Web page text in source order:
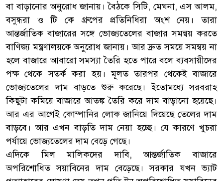
বা বাড়ানোর অনুরোধ জানায়। বৈঠকে সিটি, মেঘনা, এস আলম,
বসুন্ধরা ও টি কে গ্রুপের প্রতিনিধিরা অংশ নেয়। তারা
আন্তর্জাতিক বাজারের সঙ্গে ভোজ্যতেলের বাজার সমন্বয় করতে
বাণিজ্য মন্ত্রণালয়কে অনুরোধ জানায়। আর দ্রুত সময়ে সমন্বয় না
হলে বাজারে আবারো সমস্যা তৈরি হতে পারে বলে ব্যবসায়ীদের
পক্ষ থেকে সতর্ক করা হয়। মূলত তারপর থেকেই বাজারে
ভোজ্যতেলের দাম বাড়তে শুরু করেছে। ইতোমধ্যে সরবরাহ
কিছুটা কমিয়ে বাজারে আতঙ্ক তৈরি করে দাম বাড়ানো হয়েছে।
আর এর আগেই কোম্পানির লোক জানিয়ে দিয়েছে তেলের দাম
বাড়বে। আর এখন বাড়তি দাম নেয়া হচ্ছে। যে কারণে খুচরা
পর্যায়ে ভোজ্যতেলের দাম বেড়ে গেছে।
এদিকে মিল মালিকদের দাবি, আন্তর্জাতিক বাজারে
অপরিশোধিত সয়াবিনের দাম বেড়েছে। সরকার যখন ভ্যাট